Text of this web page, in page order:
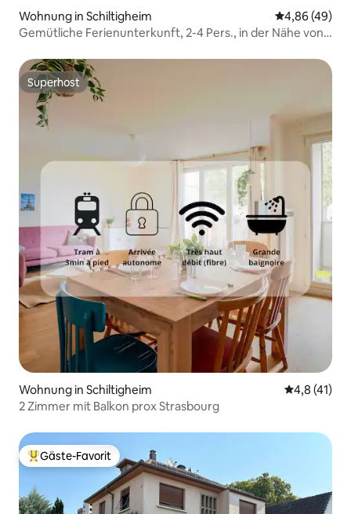
Wohnung in Schiltigheim
4,86 (49)
Gemütliche Ferienunterkunft, 2-4 Pers., in der Nähe von
Superhost
Superhost
Wohnung in Schiltigheim
4,8 (41)
2 Zimmer mit Balkon prox Strasbourg
Beliebter Gäste-Favorit.
Gäste-Favorit